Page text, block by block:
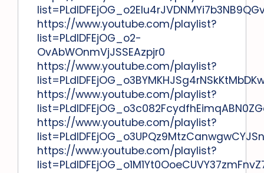
https://www.youtube.com/playlist?
list=PLdlDFEjOG_o2-
OvAbWOnmVjJSSEAzpjr0
https://www.youtube.com/playlist?
https://www.youtube.com/playlist?
https://www.youtube.com/playlist?
https://www.youtube.com/playlist?